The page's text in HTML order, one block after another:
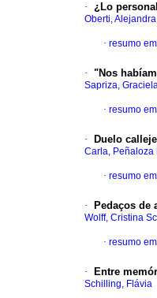
· ¿Lo
Oberti, Alejandra
· resumo
· "Nos
Sapriza,
· resumo
· Duelo
Carla, Peñaloza
· resumo
· Pedaços de
Wolff, Cristina
· resumo
· Entre
Schilling, Flávia